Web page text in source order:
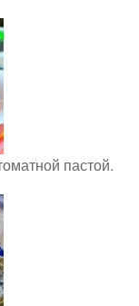
пастой.